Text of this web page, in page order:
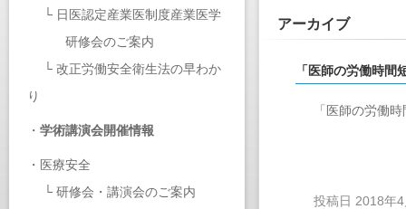
└ 日医認定産業医制度産業医学
研修会のご案内
└ 改正労働安全衛生法の早わか
り
・ 学術講演会開催情報
・ 医療安全
└ 研修会・講演会のご案内
アーカイブ
「医師の労働時
「医師の労働
投稿日 2018年